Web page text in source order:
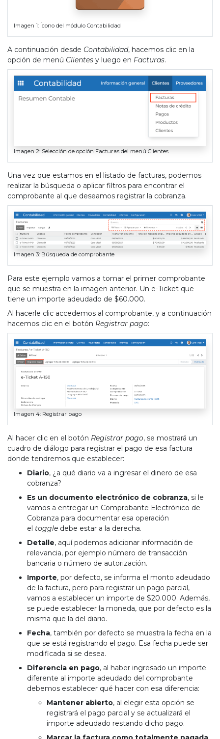
Imagen 1: Ícono del módulo Contabilidad
A continuación desde Contabilidad, hacemos clic en la
opción de menú Clientes y luego en Facturas.
Imagen 2: Selección de opción Facturas del menú Clientes
Una vez que estamos en el listado de facturas, podemos
realizar la búsqueda o aplicar filtros para encontrar el
comprobante al que deseamos registrar la cobranza.
Imagen 3: Búsqueda de comprobante
Para este ejemplo vamos a tomar el primer comprobante
que se muestra en la imagen anterior. Un e-Ticket que
tiene un importe adeudado de $60.000.
Al hacerle clic accedemos al comprobante, y a continuación
hacemos clic en el botón Registrar pago:
Imagen 4: Registrar pago
Al hacer clic en el botón Registrar pago, se mostrará un
cuadro de diálogo para registrar el pago de esa factura
donde tendremos que establecer:
Diario, ¿a qué diario va a ingresar el dinero de esa
cobranza?
Es un documento electrónico de cobranza, si le
vamos a entregar un Comprobante Electrónico de
Cobranza para documentar esa operación
el toggle debe estar a la derecha.
Detalle, aquí podemos adicionar información de
relevancia, por ejemplo número de transacción
bancaria o número de autorización.
Importe, por defecto, se informa el monto adeudado
de la factura, pero para registrar un pago parcial,
vamos a establecer un importe de $20.000. Además,
se puede establecer la moneda, que por defecto es la
misma que la del diario.
Fecha, también por defecto se muestra la fecha en la
que se está registrando el pago. Esa fecha puede ser
modificada si se desea.
Diferencia en pago, al haber ingresado un importe
diferente al importe adeudado del comprobante
debemos establecer qué hacer con esa diferencia:
Mantener abierto, al elegir esta opción se
registrará el pago parcial y se actualizará el
importe adeudado restando dicho pago.